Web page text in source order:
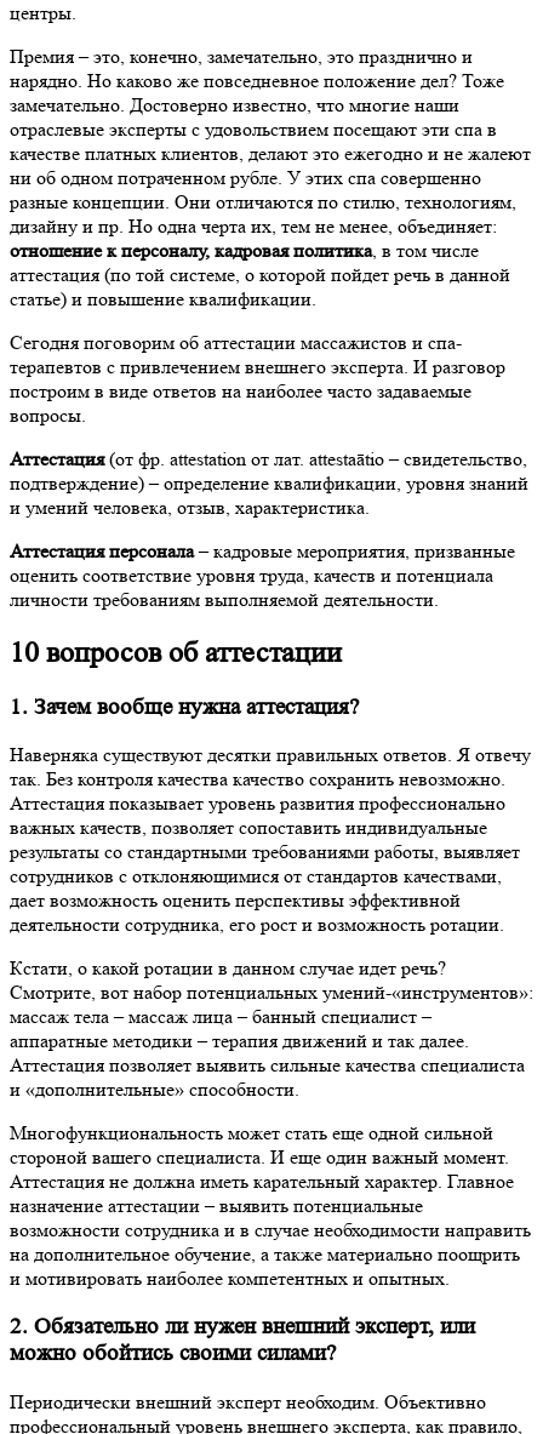
центры.
Премия – это, конечно, замечательно, это празднично и
нарядно. Но каково же повседневное положение дел? Тоже
замечательно. Достоверно известно, что многие наши
отраслевые эксперты с удовольствием посещают эти спа в
качестве платных клиентов, делают это ежегодно и не жалеют
ни об одном потраченном рубле. У этих спа совершенно
разные концепции. Они отличаются по стилю, технологиям,
дизайну и пр. Но одна черта их, тем не менее, объединяет:
отношение к персоналу, кадровая политика, в том числе
аттестация (по той системе, о которой пойдет речь в данной
статье) и повышение квалификации.
Сегодня поговорим об аттестации массажистов и спа-
терапевтов с привлечением внешнего эксперта. И разговор
построим в виде ответов на наиболее часто задаваемые
вопросы.
Аттестация(от фр. attestation от лат. attestaātio – свидетельство,
подтверждение) – определение квалификации, уровня знаний
и умений человека, отзыв, характеристика.
Аттестация персонала– кадровые мероприятия, призванные
оценить соответствие уровня труда, качеств и потенциала
личности требованиям выполняемой деятельности.
10 вопросов об аттестации
1. Зачем вообще нужна аттестация?
Наверняка существуют десятки правильных ответов. Я отвечу
так. Без контроля качества качество сохранить невозможно.
Аттестация показывает уровень развития профессионально
важных качеств, позволяет сопоставить индивидуальные
результаты со стандартными требованиями работы, выявляет
сотрудников с отклоняющимися от стандартов качествами,
дает возможность оценить перспективы эффективной
деятельности сотрудника, его рост и возможность ротации.
Кстати, о какой ротации в данном случае идет речь?
Смотрите, вот набор потенциальных умений-«инструментов»:
массаж тела – массаж лица – банный специалист –
аппаратные методики – терапия движений и так далее.
Аттестация позволяет выявить сильные качества специалиста
и «дополнительные» способности.
Многофункциональность может стать еще одной сильной
стороной вашего специалиста. И еще один важный момент.
Аттестация не должна иметь карательный характер. Главное
назначение аттестации – выявить потенциальные
возможности сотрудника и в случае необходимости направить
на дополнительное обучение, а также материально поощрить
и мотивировать наиболее компетентных и опытных.
2. Обязательно ли нужен внешний эксперт, или
можно обойтись своими силами?
Периодически внешний эксперт необходим. Объективно
профессиональный уровень внешнего эксперта, как правило,